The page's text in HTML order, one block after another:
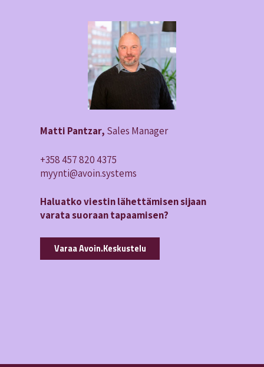
Matti Pantzar, Sales Manager
+358 457 820 4375
myynti@avoin.systems
Haluatko viestin lähettämisen sijaan
varata suoraan tapaamisen?
Varaa Avoin.Keskustelu